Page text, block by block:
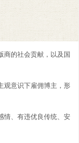
商的社会贡献，以及国
观意识下雇佣博主，形
情、有违优良传统、安